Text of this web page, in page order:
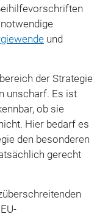
und
der Strategie
unscharf. Es ist
ob sie
Hier bedarf es
den besonderen
gerecht